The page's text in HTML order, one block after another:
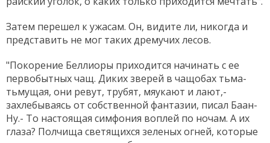
Затем перешел к ужасам. Он, видите ли, никогда и
представить не мог таких дремучих лесов.
"Покорение Беллиоры приходится начинать с ее
первобытных чащ. Диких зверей в чащобах тьма-
тьмущая, они ревут, трубят, мяукают и лают,-
захлебываясь от собственной фантазии, писал Баан-
Ну.- То настоящая симфония воплей по ночам. А их
глаза? Полчища светящихся зеленых огней, которые